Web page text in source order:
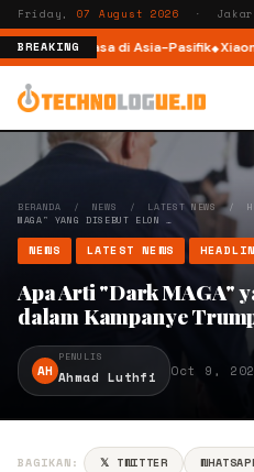
Friday, 07 August 2026 ·
BREAKING
AI Raksasa di Asia-Pasifik Xiaomi
BERANDA / NEWS / LATEST NEWS/
MAGA" YANG DISEBUT ELON …
NEWS LATEST NEWS
Apa Arti "Dark MAGA"
dalam Kampanye
AH
PENULIS
Ahmad Luthfi Oct 9,
BAGIKAN: 𝕏 TWITTER